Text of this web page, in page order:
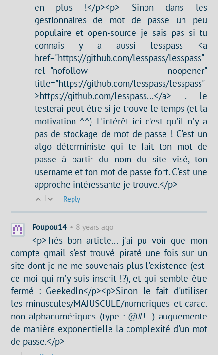
en plus !</p><p> Sinon dans les
gestionnaires de mot de passe un peu
populaire et open-source je sais pas si tu
connais y a aussi lesspass <a
href="https://github.com/lesspass/lesspass"
rel="nofollow noopener"
title="https://github.com/lesspass/lesspass"
>https://github.com/lesspass...</a> . Je
testerai peut-être si je trouve le temps (et la
motivation ^^). L'intérêt ici c'est qu'il n'y a
pas de stockage de mot de passe ! C'est un
algo déterministe qui te fait ton mot de
passe à partir du nom du site visé, ton
username et ton mot de passe fort. C'est une
approche intéressante je trouve.</p>
| Reply
Poupou14 • 8 years ago
<p>Très bon article... j'ai pu voir que mon
compte gmail s'est trouvé piraté une fois sur un
site dont je ne me souvenais plus l'existence (est-
ce moi qui m'y suis inscrit !?), et qui semble être
fermé : GeekedIn</p><p>Sinon le fait d'utiliser
les minuscules/MAJUSCULE/numeriques et carac.
non-alphanumériques (type : @#!...) auguemente
de manière exponentielle la complexité d'un mot
de passe.</p>